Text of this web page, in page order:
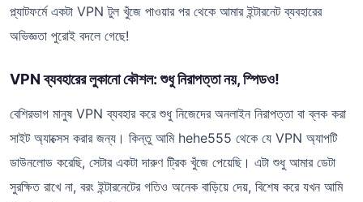
প্ল্যাটফর্মে একটা VPN টুল খুঁজে পাওয়ার পর থেকে আমার ইন্টারনেট ব্যবহারের
অভিজ্ঞতা পুরোই বদলে গেছে!
VPN ব্যবহারের লুকানো কৌশল: শুধু নিরাপত্তা নয়, স্পিডও!
বেশিরভাগ মানুষ VPN ব্যবহার করে শুধু নিজেদের অনলাইন নিরাপত্তা বা ব্লক করা
সাইট অ্যাক্সেস করার জন্য। কিন্তু আমি hehe555 থেকে যে VPN অ্যাপটি
ডাউনলোড করেছি, সেটার একটা দারুণ ট্রিক খুঁজে পেয়েছি। এটা শুধু আমার ডেটা
সুরক্ষিত রাখে না, বরং ইন্টারনেটের গতিও অনেক বাড়িয়ে দেয়, বিশেষ করে যখন আমি